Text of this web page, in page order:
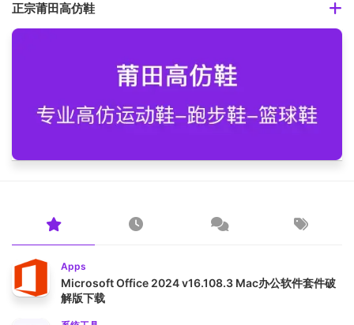
正宗莆田高仿鞋
Apps
Microsoft Office 2024 v16.108.3 Mac办公软件套件破
解版下载